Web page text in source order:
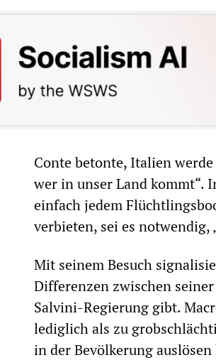
Conte betonte, Italien
wer in unser Land kommt“.
einfach jedem
verbieten, sei es notwendig,
Mit seinem Besuch
Differenzen zwischen
Salvini-Regierung gibt.
lediglich als zu
in der Bevölkerung